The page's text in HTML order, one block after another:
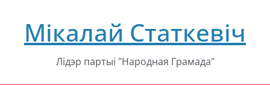
содержимому
Мікалай Статкевіч
Лідэр партыі "Народная Грамада"